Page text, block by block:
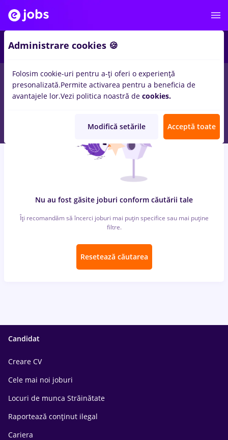
locuri de muncasolidworks, Full timepentruStudent
Banci
Nu au fost găsite joburi conform căutării tale
Îți recomandăm să încerci joburi mai puțin specifice sau mai puține
filtre.
Resetează căutarea
Candidat
Creare CV
Cele mai noi joburi
Locuri de munca Străinătate
Raportează conținut ilegal
Cariera
Administrare cookies 🍪
Folosim cookie-uri pentru a-ți oferi o experiență
presonalizată.Permite activarea pentru a beneficia de
avantajele lor.Vezi politica noastră de cookies.
Modifică setările Acceptă toate